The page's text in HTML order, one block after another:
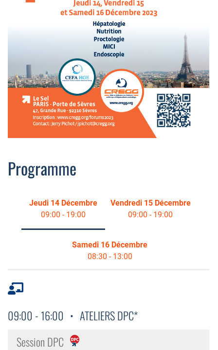
Programme
Jeudi 14 Décembre
09:00 - 19:00
Vendredi 15 Décembre
09:00 - 19:00
Samedi 16 Décembre
08:30 - 13:00
09:00 - 16:00
ATELIERS DPC*
Session DPC